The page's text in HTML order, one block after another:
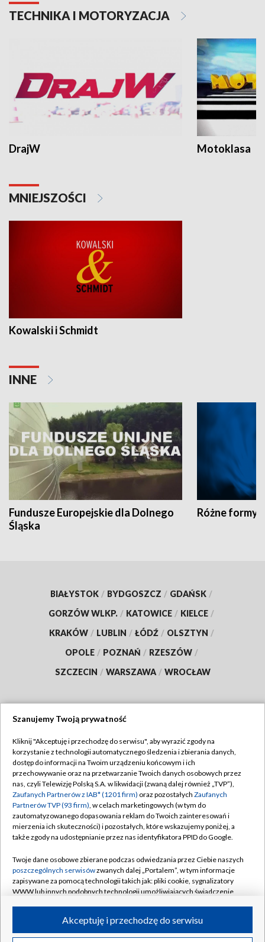
TECHNIKA I MOTORYZACJA
DrajW Motoklasa
MNIEJSZOŚCI
Kowalski i Schmidt
INNE
Fundusze Europejskie dla Dolnego
Śląska
Różne formy
BIAŁYSTOK / BYDGOSZCZ / GDAŃSK /
GORZÓW WLKP. / KATOWICE / KIELCE /
KRAKÓW / LUBLIN / ŁÓDŹ / OLSZTYN /
OPOLE / POZNAŃ / RZESZÓW /
SZCZECIN / WARSZAWA / WROCŁAW
TVP
Abonament TVP
Emisja w TVP
Centrum informacji TVP
Naziemna Telewizja Cyfrowa
Rada Programowa
System NOS
Informacje o nadawcy
Program dla prasy
Regulamin TVP
Polityka prywatności
Moje zgody
Pomoc
Kontakt
Kanały
©2026 Telewizja Polska S.A. w likwidacji
Szanujemy Twoją prywatność
Kliknij "Akceptuję i przechodzę do serwisu", aby wyrazić zgody na
korzystanie z technologii automatycznego śledzenia i zbierania danych,
dostęp do informacji na Twoim urządzeniu końcowym i ich
przechowywanie oraz na przetwarzanie Twoich danych osobowych przez
nas, czyli Telewizję Polską S.A. w likwidacji (zwaną dalej również „TVP”),
Zaufanych Partnerów z IAB* (1201 firm) oraz pozostałych Zaufanych
Partnerów TVP (93 firm), w celach marketingowych (w tym do
zautomatyzowanego dopasowania reklam do Twoich zainteresowań i
mierzenia ich skuteczności) i pozostałych, które wskazujemy poniżej, a
także zgody na udostępnianie przez nas identyfikatora PPID do Google.
Twoje dane osobowe zbierane podczas odwiedzania przez Ciebie naszych
poszczególnych serwisówzwanych dalej „Portalem”, w tym informacje
zapisywane za pomocą technologii takich jak: pliki cookie, sygnalizatory
WWW lub innych podobnych technologii umożliwiających świadczenie
ruchu w Internecie.Akceptuję i przechodzę do serwisu